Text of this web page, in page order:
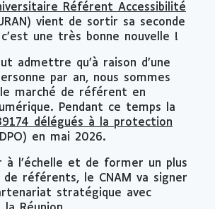
Référent Accessibilité
vient de sortir sa seconde
une très bonne nouvelle !
admettre qu’à raison d’une
par an, nous sommes
le marché de référent en
Pendant ce temps la
délégués à la protection
en mai 2026.
à l’échelle et de former un plus
de référents, le CNAM va signer
stratégique avec